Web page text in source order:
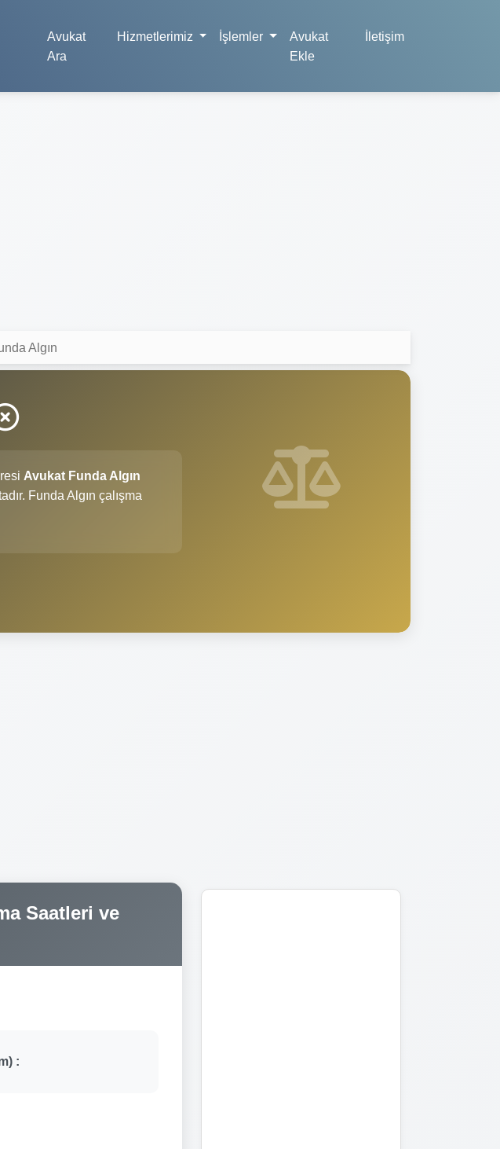
Avukat
Ara
Hizmetlerimiz İşlemler
Avukat
Ekle
İletişim
Algın
Avukat Funda Algın
Funda Algın çalışma
Saatleri ve
: